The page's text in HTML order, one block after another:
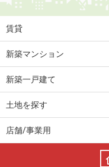
賃貸
新築マンション
新築一戸建て
土地を探す
店舗/事業用